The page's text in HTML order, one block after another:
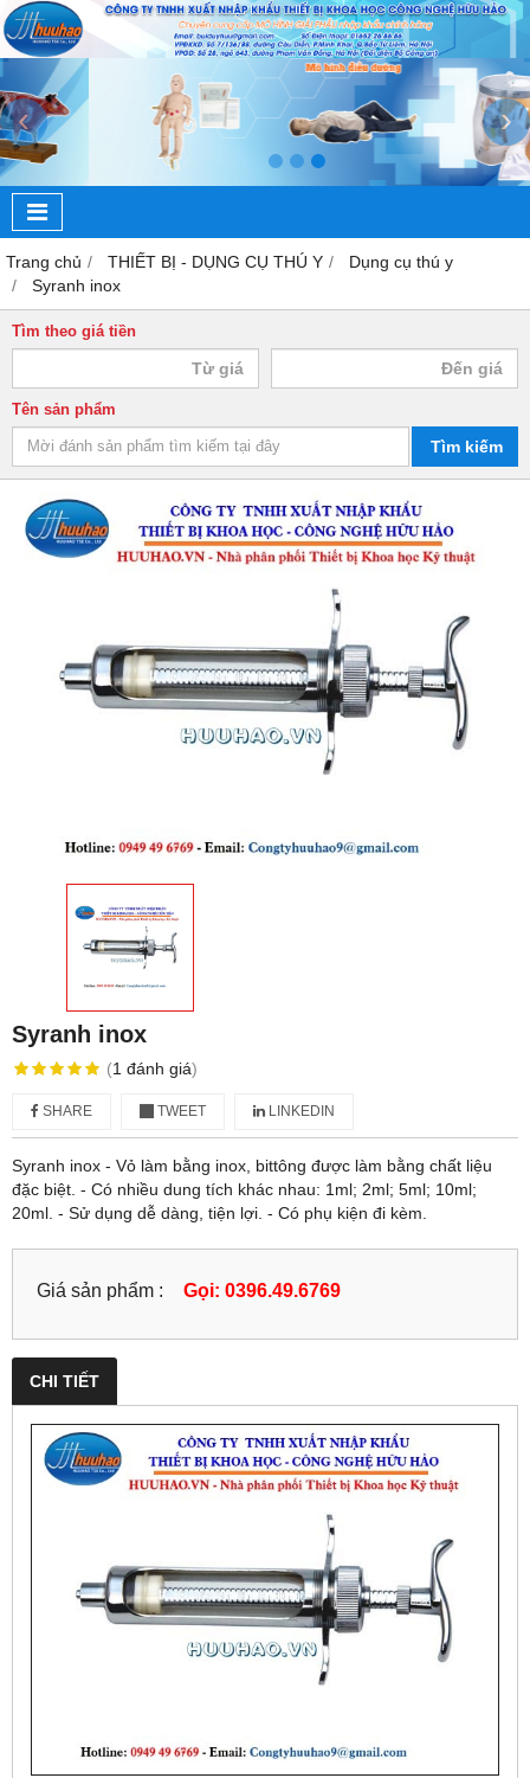
‹ ›
Trang chủ THIẾT BỊ - DỤNG CỤ THÚ Y
Dụng cụ thú y
Syranh inox
Tìm theo giá tiền
Tên sản phẩm
Tìm kiếm
Syranh inox
(1 đánh giá)
SHARE TWEET LINKEDIN
Syranh inox - Vỏ làm bằng inox, bittông được làm bằng chất liệu
đặc biệt. - Có nhiều dung tích khác nhau: 1ml; 2ml; 5ml; 10ml;
20ml. - Sử dụng dễ dàng, tiện lợi. - Có phụ kiện đi kèm.
Giá sản phẩm : Gọi: 0396.49.6769
CHI TIẾT